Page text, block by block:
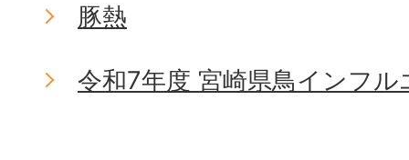
豚熱
令和7年度 宮崎県鳥インフ